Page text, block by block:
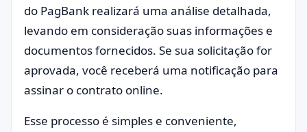
do PagBank realizará uma análise detalhada,
levando em consideração suas informações e
documentos fornecidos. Se sua solicitação for
aprovada, você receberá uma notificação para
assinar o contrato online.
Esse processo é simples e conveniente,